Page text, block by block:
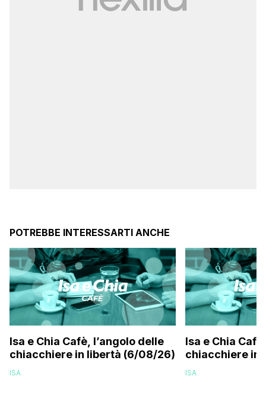
POTREBBE INTERESSARTI ANCHE
Isa e Chia Cafè, l’angolo delle
chiacchiere in libertà (6/08/26)
ISA
Isa e Chia
chiacchiere in
ISA